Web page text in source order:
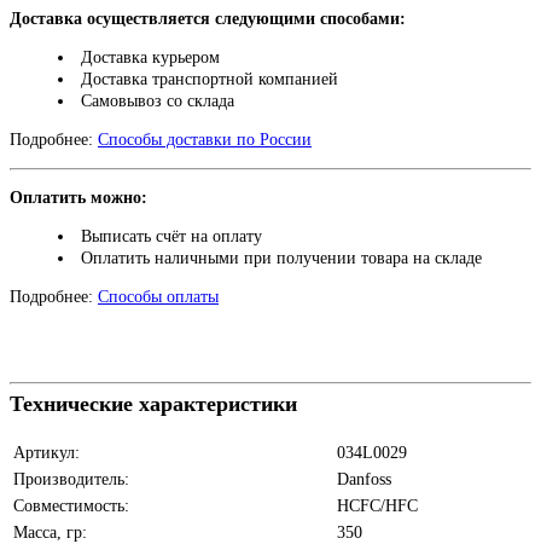
Доставка осуществляется следующими способами:
Доставка курьером
Доставка транспортной компанией
Самовывоз со склада
Подробнее: Способы доставки по России
Оплатить можно:
Выписать счёт на оплату
Оплатить наличными при получении товара на складе
Подробнее: Способы оплаты
Технические характеристики
Артикул:
034L0029
Производитель:
Danfoss
Совместимость:
HCFC/HFC
Масса, гр:
350